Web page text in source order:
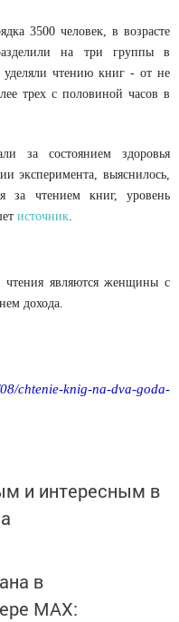
3500 человек, в возрасте
на три группы в
уделяли чтению книг - от не
трех с половиной часов в
за состоянием здоровья
эксперимента, выяснилось,
за чтением книг, уровень
источник
являются женщины с
дохода.
chtenie-knig-na-dva-goda-
и интересным в
в
MАХ: